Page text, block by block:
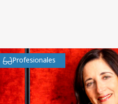
Profesionales